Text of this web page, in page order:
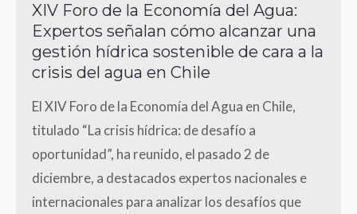
XIV Foro de la Economía del Agua:
Expertos señalan cómo alcanzar una
gestión hídrica sostenible de cara a la
crisis del agua en Chile
El XIV Foro de la Economía del Agua en Chile,
titulado “La crisis hídrica: de desafío a
oportunidad”, ha reunido, el pasado 2 de
diciembre, a destacados expertos nacionales e
internacionales para analizar los desafíos que